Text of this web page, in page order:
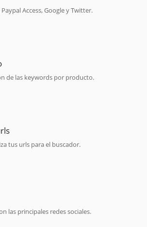
Access, Google y Twitter.
de las keywords por producto.
tus urls para el buscador.
las principales redes sociales.